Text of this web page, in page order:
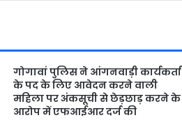
गोगावां पुलिस ने आंगनवाड़ी कार्यकर्ता
के पद के लिए आवेदन करने वाली
महिला पर अंकसूची से छेड़छाड़ करने के
आरोप में एफआईआर दर्ज की